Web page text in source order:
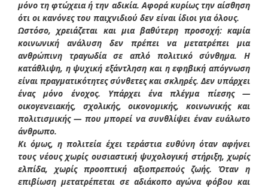
μόνο τη φτώχεια ή την αδικία. Αφορά κυρίως την αίσθηση
ότι οι κανόνες του παιχνιδιού δεν είναι ίδιοι για όλους.
Ωστόσο, χρειάζεται και μια βαθύτερη προσοχή: καμία
κοινωνική ανάλυση δεν πρέπει να μετατρέπει μια
ανθρώπινη τραγωδία σε απλό πολιτικό σύνθημα. Η
κατάθλιψη, η ψυχική εξάντληση και η εφηβική απόγνωση
είναι πραγματικότητες σύνθετες και σκληρές. Δεν υπάρχει
ένας μόνο ένοχος. Υπάρχει ένα πλέγμα πίεσης —
οικογενειακής, σχολικής, οικονομικής, κοινωνικής και
πολιτισμικής — που μπορεί να συνθλίψει έναν ευάλωτο
άνθρωπο.
Κι όμως, η πολιτεία έχει τεράστια ευθύνη όταν αφήνει
τους νέους χωρίς ουσιαστική ψυχολογική στήριξη, χωρίς
ελπίδα, χωρίς προοπτική αξιοπρεπούς ζωής. Όταν η
επιβίωση μετατρέπεται σε αδιάκοπο αγώνα φόβου και